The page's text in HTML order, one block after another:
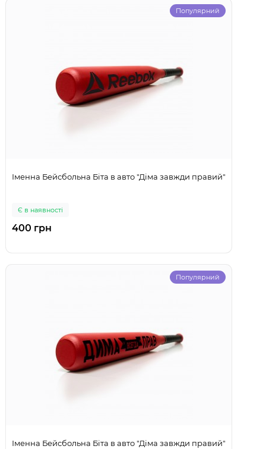
Популярний
Іменна Бейсбольна Біта в авто "Діма завжди правий"
Є в наявності
400 грн
Популярний
Іменна Бейсбольна Біта в авто "Діма завжди правий"